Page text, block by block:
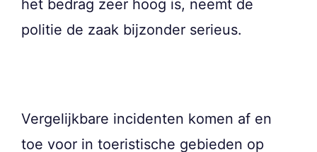
het bedrag zeer hoog is, neemt de
politie de zaak bijzonder serieus.
Vergelijkbare incidenten komen af en
toe voor in toeristische gebieden op